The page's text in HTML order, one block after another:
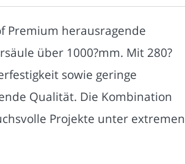
Premium herausragende
über 1000?mm. Mit 280?
sowie geringe
Qualität. Die Kombination
Projekte unter extremen